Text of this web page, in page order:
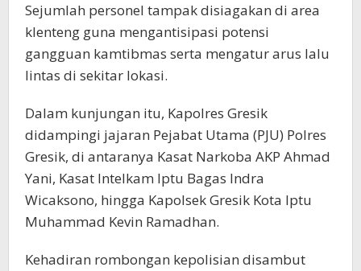
Sejumlah personel tampak disiagakan di area
klenteng guna mengantisipasi potensi
gangguan kamtibmas serta mengatur arus lalu
lintas di sekitar lokasi.
Dalam kunjungan itu, Kapolres Gresik
didampingi jajaran Pejabat Utama (PJU) Polres
Gresik, di antaranya Kasat Narkoba AKP Ahmad
Yani, Kasat Intelkam Iptu Bagas Indra
Wicaksono, hingga Kapolsek Gresik Kota Iptu
Muhammad Kevin Ramadhan.
Kehadiran rombongan kepolisian disambut